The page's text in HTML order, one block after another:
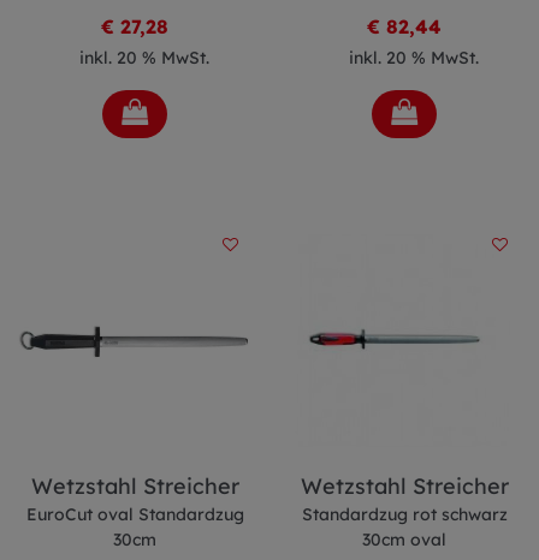
€ 27,28
inkl. 20 % MwSt.
€ 82,44
inkl. 20 % MwSt.
Wetzstahl Streicher
EuroCut oval Standardzug
30cm
Wetzstahl Streicher
Standardzug rot schwarz
30cm oval